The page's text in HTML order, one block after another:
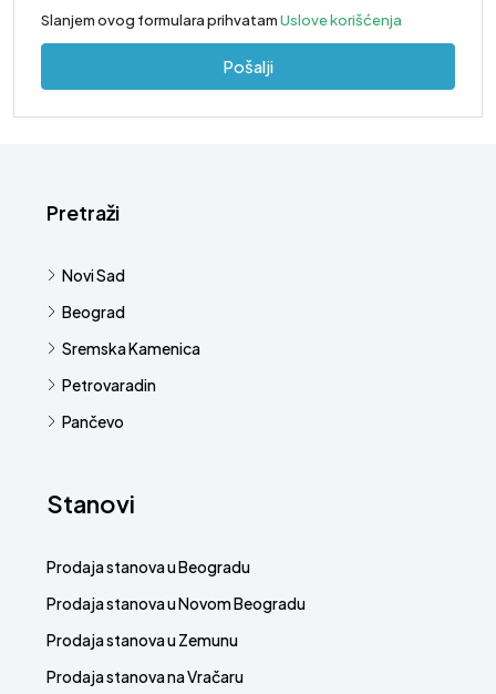
Slanjem ovog formulara prihvatamUslove korišćenja
Pošalji
Pretraži
Novi Sad
Beograd
Sremska Kamenica
Petrovaradin
Pančevo
Stanovi
Prodaja stanova u Beogradu
Prodaja stanova u Novom Beogradu
Prodaja stanova u Zemunu
Prodaja stanova na Vračaru